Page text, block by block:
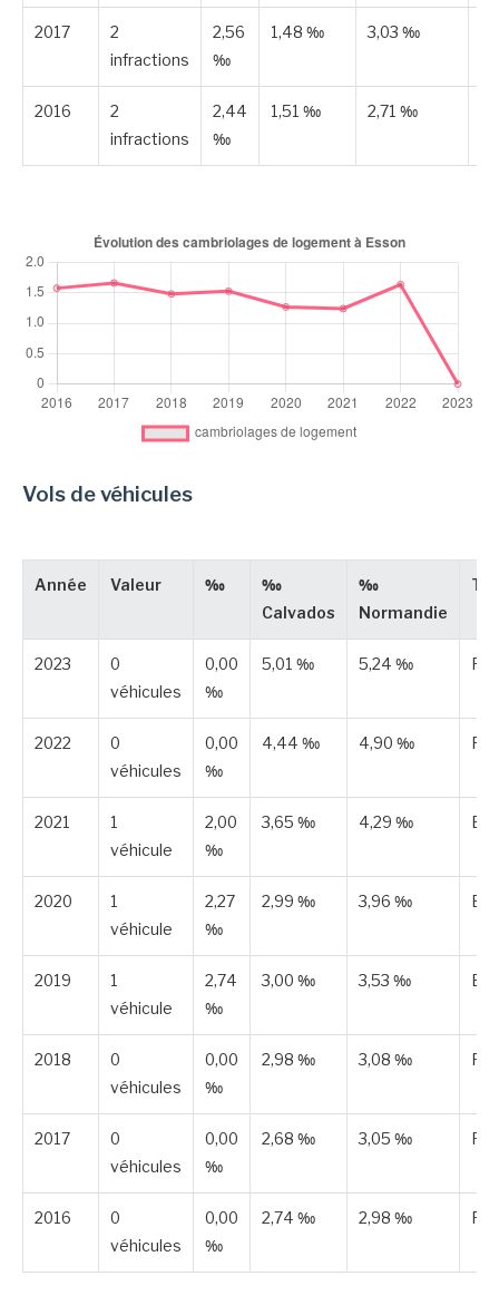
2017
2
infractions
2,56
‰
1,48 ‰ 3,03 ‰
2016
2
infractions
2,44
‰
1,51 ‰ 2,71 ‰
Vols de véhicules
Année Valeur ‰
‰
Calvados
‰
Normandie
2023
0
véhicules
0,00
‰
5,01 ‰ 5,24 ‰
2022
0
véhicules
0,00
‰
4,44 ‰ 4,90 ‰
2021
1
véhicule
2,00
‰
3,65 ‰ 4,29 ‰
2020
1
véhicule
2,27
‰
2,99 ‰ 3,96 ‰
2019
1
véhicule
2,74
‰
3,00 ‰ 3,53 ‰
2018
0
véhicules
0,00
‰
2,98 ‰ 3,08 ‰
2017
0
véhicules
0,00
‰
2,68 ‰ 3,05 ‰
2016
0
véhicules
0,00
‰
2,74 ‰ 2,98 ‰